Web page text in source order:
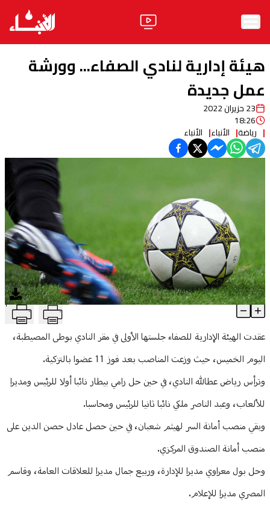
الرئيسية
الأخبار
ثقافة ومجتمع
منوعات
آراء
فيديو
مواقف
وليد جنبلاط الحزب
ابحث
هيئة إدارية لنادي الصفاء... وورشة
عمل جديدة
23 حزيران 2022
18:26
رياضة الأنباء الأنباء
هيئة إدارية لنادي الصفاء... وورشة عمل جديدة T
Article Content
عقدت الهيئة الإدارية للصفاء جلستها الأولى في مقر النادي بوطى المصيطبة،
اليوم الخميس، حيث وزعت المناصب بعد فوز 11 عضوا بالتزكية.
وترأس رياض عطالله النادي، في حين حل رامي بيطار نائبا أولا للرئيس ومديرا
للألعاب، وعبد الناصر ملكي نائبا ثانيا للرئيس ومحاسبا.
وبقي منصب أمانة السر لهيثم شعبان، في حين حصل عادل حصن الدين على
منصب أمانة الصندوق المركزي.
وحل بول معراوي مديرا للإدارة، وربيع جمال مديرا للعلاقات العامة، وقاسم
المصري مديرا للإعلام.